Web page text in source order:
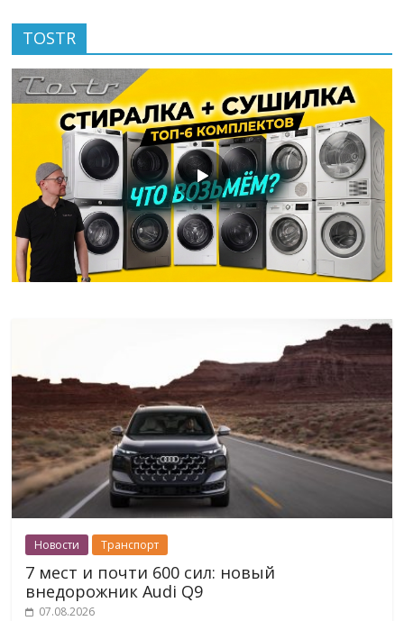
TOSTR
Новости Транспорт
7 мест и почти 600 сил: новый
внедорожник Audi Q9
07.08.2026